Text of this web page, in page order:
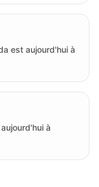
est aujourd'hui à
à